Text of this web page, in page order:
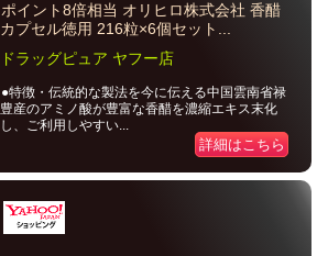
ポイント8倍相当 オリヒロ株式会社 香醋
カプセル徳用 216粒×6個セット...
ドラッグピュア ヤフー店
●特徴・伝統的な製法を今に伝える中国雲南省禄
豊産のアミノ酸が豊富な香醋を濃縮エキス末化
し、ご利用しやすい...
詳細はこちら